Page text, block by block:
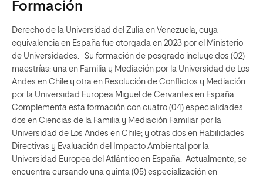
Formación
Derecho de la Universidad del Zulia en Venezuela, cuya
equivalencia en España fue otorgada en 2023 por el Ministerio
de Universidades. Su formación de posgrado incluye dos (02)
maestrías: una en Familia y Mediación por la Universidad de Los
Andes en Chile y otra en Resolución de Conflictos y Mediación
por la Universidad Europea Miguel de Cervantes en España.
Complementa esta formación con cuatro (04) especialidades:
dos en Ciencias de la Familia y Mediación Familiar por la
Universidad de Los Andes en Chile; y otras dos en Habilidades
Directivas y Evaluación del Impacto Ambiental por la
Universidad Europea del Atlántico en España. Actualmente, se
encuentra cursando una quinta (05) especialización en